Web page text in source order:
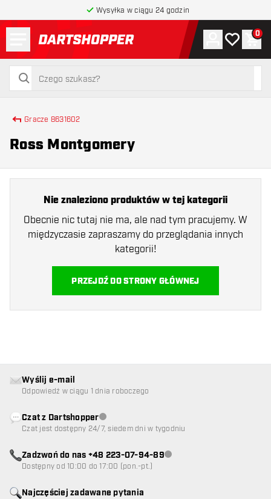
Wysyłka w ciągu 24 godzin
powrót do strony głównej
szukaj
szukaj
Konto
Moja lista
0
Gracze 8631602
Ross Montgomery
Nie znaleziono produktów w tej kategorii
Obecnie nic tutaj nie ma, ale nad tym pracujemy. W
międzyczasie zapraszamy do przeglądania innych
kategorii!
PRZEJDŹ DO STRONY GŁÓWNEJ
Najczęściej zadawane pytania
Wyślij e-mail
Odpowiedź w ciągu 1 dnia roboczego
Czat z DartshopperObsługa klienta niedostępna
Czat jest dostępny 24/7, siedem dni w tygodniu
Zadzwoń do nas +48 223-07-94-89Obsługa klienta niedostępna
Dostępny od 10:00 do 17:00 (pon.-pt.)